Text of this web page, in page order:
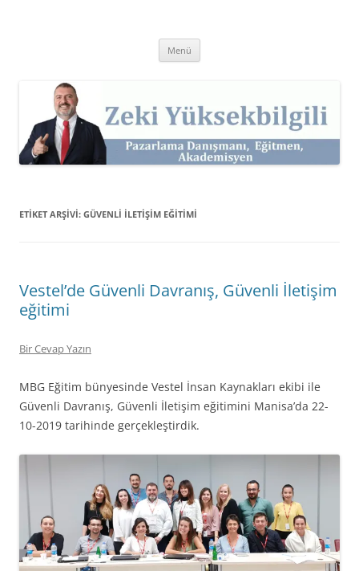
Kişisel Web Sitesi.
Menü
ETIKET ARŞIVI: GÜVENLI ILETIŞIM EĞITIMI
Vestel’de Güvenli Davranış, Güvenli İletişim
eğitimi
Bir Cevap Yazın
MBG Eğitim bünyesinde Vestel İnsan Kaynakları ekibi ile
Güvenli Davranış, Güvenli İletişim eğitimini Manisa’da 22-
10-2019 tarihinde gerçekleştirdik.